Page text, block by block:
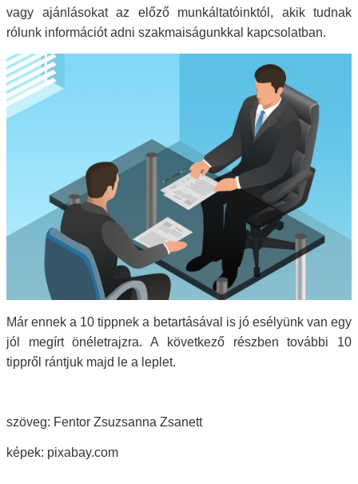
vagy ajánlásokat az előző munkáltatóinktól, akik tudnak
rólunk információt adni szakmaiságunkkal kapcsolatban.
Már ennek a 10 tippnek a betartásával is jó esélyünk van egy
jól megírt önéletrajzra. A következő részben további 10
tippről rántjuk majd le a leplet.
szöveg: Fentor Zsuzsanna Zsanett
képek: pixabay.com